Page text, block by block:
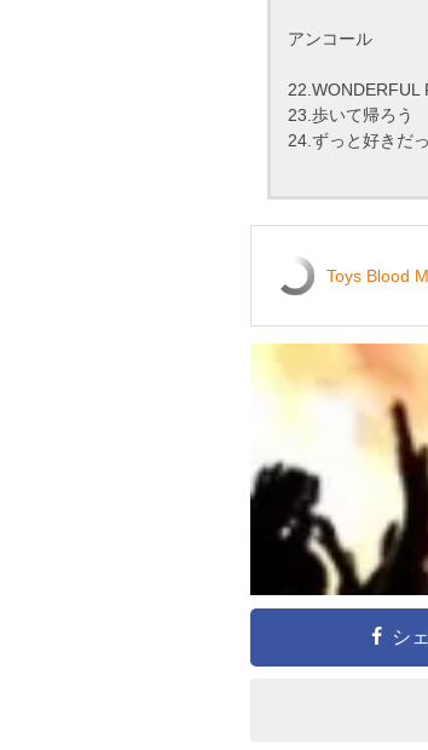
アンコール
22.WONDERFUL
23.歩いて帰ろう
24.ずっと好きだ
Toys Blood
シ